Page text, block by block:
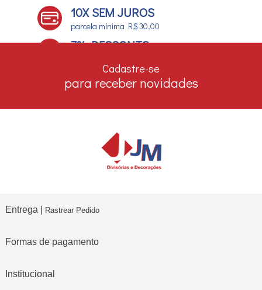
10X SEM JUROS
parcela mínima R$ 30,00
7% DESCONTO
Cadastre-se
para receber novidades
Entrega | Rastrear Pedido
Formas de pagamento
Institucional